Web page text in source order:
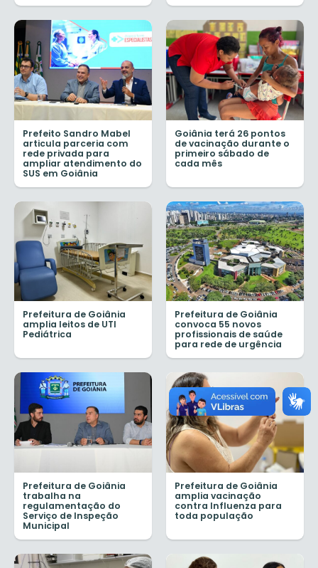
Prefeito Sandro Mabel
articula parceria com
rede privada para
ampliar atendimento do
SUS em Goiânia
Goiânia terá 26 pontos
de vacinação durante o
primeiro sábado de
cada mês
Prefeitura de Goiânia
amplia leitos de UTI
Pediátrica
Prefeitura de Goiânia
convoca 55 novos
profissionais de saúde
para rede de urgência
Prefeitura de Goiânia
trabalha na
regulamentação do
Serviço de Inspeção
Municipal
Prefeitura de Goiânia
amplia vacinação
contra Influenza para
toda população